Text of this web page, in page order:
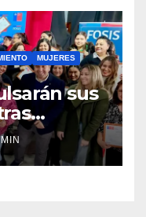
MUJERES
sus
FOSIS